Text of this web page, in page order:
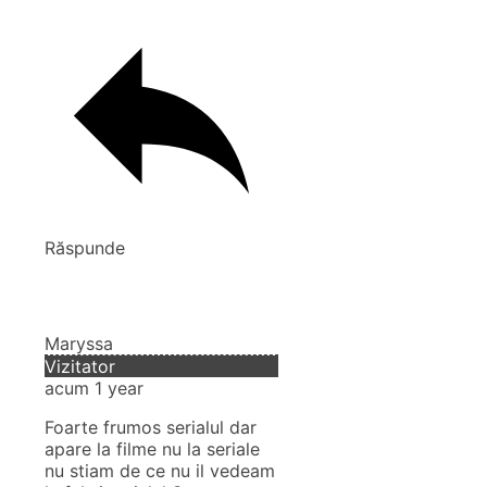
Răspunde
Maryssa
Vizitator
acum 1 year
Foarte frumos serialul dar
apare la filme nu la seriale
nu stiam de ce nu il vedeam